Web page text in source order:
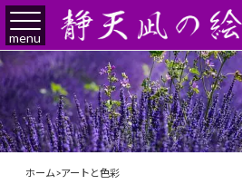
menu
ホーム>アートと色彩